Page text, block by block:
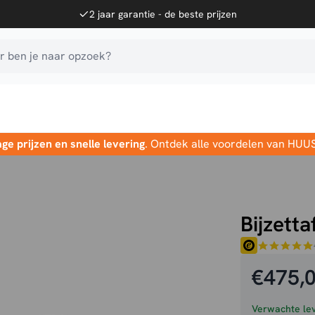
2 jaar garantie - de beste prijzen
ben je naar opzoek?
prijzen en snelle levering. Ontdek alle voordelen van
€
Verwachte